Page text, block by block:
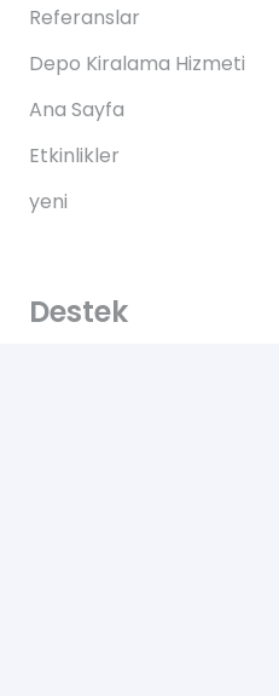
Referanslar
Depo Kiralama Hizmeti
Ana Sayfa
Etkinlikler
yeni
Destek